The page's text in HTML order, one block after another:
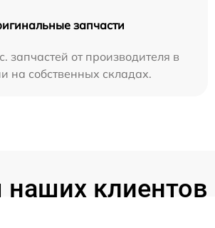
запчасти
запчастей от производителя в
на собственных складах.
клиентов